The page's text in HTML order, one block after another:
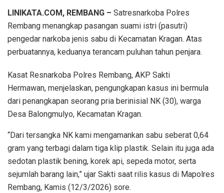
LINIKATA.COM, REMBANG – Satresnarkoba Polres
Rembang menangkap pasangan suami istri (pasutri)
pengedar narkoba jenis sabu di Kecamatan Kragan. Atas
perbuatannya, keduanya terancam puluhan tahun penjara.
Kasat Resnarkoba Polres Rembang, AKP Sakti
Hermawan, menjelaskan, pengungkapan kasus ini bermula
dari penangkapan seorang pria berinisial NK (30), warga
Desa Balongmulyo, Kecamatan Kragan.
“Dari tersangka NK kami mengamankan sabu seberat 0,64
gram yang terbagi dalam tiga klip plastik. Selain itu juga ada
sedotan plastik bening, korek api, sepeda motor, serta
sejumlah barang lain,” ujar Sakti saat rilis kasus di Mapolres
Rembang, Kamis (12/3/2026) sore.